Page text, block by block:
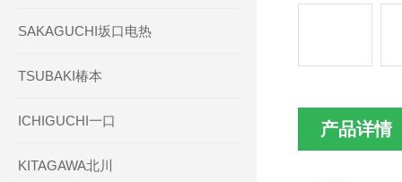
SAKAGUCHI坂口电热
TSUBAKI椿本
ICHIGUCHI一口
KITAGAWA北川
产品详情